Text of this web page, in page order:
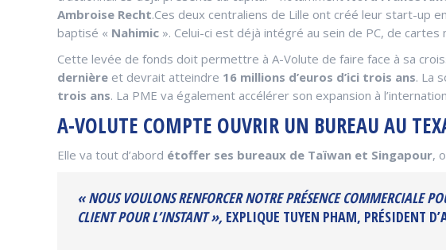
Ambroise Recht.Ces deux centraliens de Lille ont créé leur start-up
baptisé « Nahimic ». Celui-ci est déjà intégré au sein de PC, de
Cette levée de fonds doit permettre à A-Volute de faire face à sa
dernière et devrait atteindre 16 millions d’euros d’ici trois ans. La
trois ans. La PME va également accélérer son expansion à
A-VOLUTE COMPTE OUVRIR UN BUREAU AU
Elle va tout d’abord étoffer ses bureaux de Taïwan et Singapour,
« NOUS VOULONS RENFORCER NOTRE PRÉSENCE COMMERCIALE
CLIENT POUR L’INSTANT », EXPLIQUE TUYEN PHAM, PRÉSIDENT